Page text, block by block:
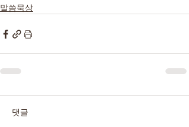
말씀묵상
댓글